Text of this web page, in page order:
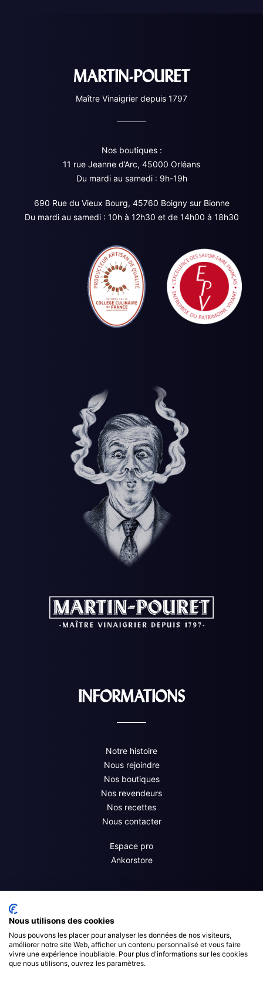
MARTIN-POURET
Maître Vinaigrier depuis 1797
Nos boutiques :
11 rue Jeanne d’Arc, 45000 Orléans
Du mardi au samedi : 9h-19h
690 Rue du Vieux Bourg, 45760 Boigny sur Bionne
Du mardi au samedi : 10h à 12h30 et de 14h00 à 18h30
INFORMATIONS
Notre histoire
Nous rejoindre
Nos boutiques
Nos revendeurs
Nos recettes
Nous contacter
Espace pro
Ankorstore
Nous utilisons des cookies
Nous pouvons les placer pour analyser les données de nos visiteurs,
améliorer notre site Web, afficher un contenu personnalisé et vous faire
vivre une expérience inoubliable. Pour plus d'informations sur les cookies
que nous utilisons, ouvrez les paramètres.